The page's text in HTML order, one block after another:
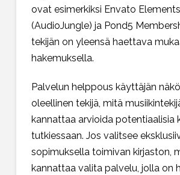
ovat esimerkiksi Envato Elements
(AudioJungle) ja Pond5
tekijän on yleensä haettava
hakemuksella.
Palvelun helppous käyttäjän
oleellinen tekijä, mitä
kannattaa arvioida potentiaalisia
tutkiessaan. Jos valitsee
sopimuksella toimivan kirjaston,
kannattaa valita palvelu, jolla on